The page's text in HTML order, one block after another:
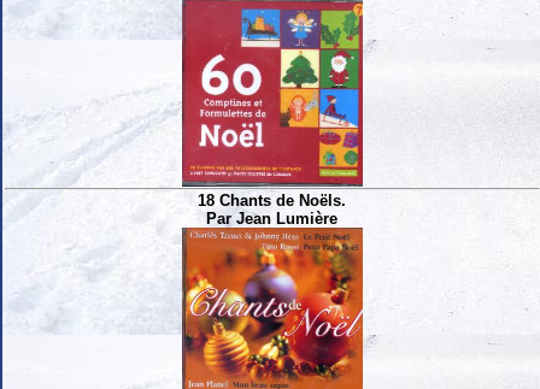
18 Chants de Noëls.
Par Jean Lumière